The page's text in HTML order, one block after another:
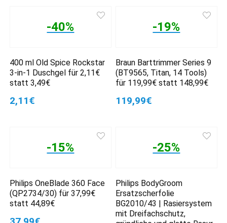
-40%
400 ml Old Spice Rockstar
3-in-1 Duschgel für 2,11€
statt 3,49€
2,11€
-19%
Braun Barttrimmer Series 9
(BT9565, Titan, 14 Tools)
für 119,99€ statt 148,99€
119,99€
-15%
Philips OneBlade 360 Face
(QP2734/30) für 37,99€
statt 44,89€
-25%
Philips BodyGroom
Ersatzscherfolie
BG2010/43 | Rasiersystem
mit Dreifachschutz,